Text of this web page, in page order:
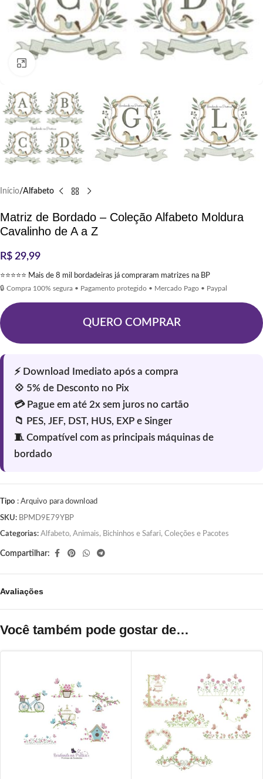
Início Alfabeto
Matriz de Bordado – Coleção Alfabeto Moldura
Cavalinho de A a Z
R$ 29,99
⭐⭐⭐⭐⭐ Mais de 8 mil bordadeiras já compraram matrizes na BP
🔒 Compra 100% segura • Pagamento protegido • Mercado Pago • Paypal
QUERO COMPRAR
Tipo : Arquivo para download
SKU: BPMD9E79YBP
Categorias: Alfabeto, Animais, Bichinhos e Safari, Coleções e Pacotes
Compartilhar:
Avaliações
Você também pode gostar de…